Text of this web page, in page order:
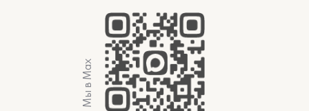
Мы в Max